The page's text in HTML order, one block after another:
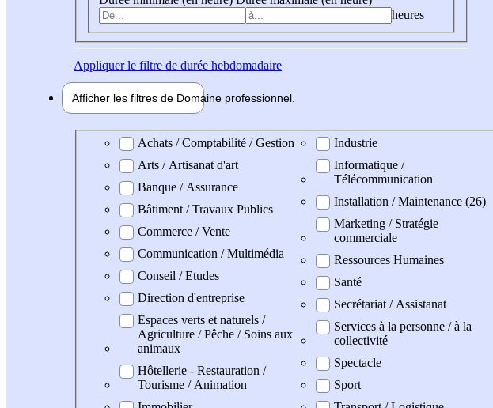
heures
Appliquerle filtre de durée hebdomadaire
Afficher les filtres de Domaine professionnel
Domaine professionel
Achats / Comptabilité / Gestion
Arts / Artisanat d'art
Banque / Assurance
Bâtiment / Travaux Publics
Commerce / Vente
Communication / Multimédia
Conseil / Etudes
Direction d'entreprise
Espaces verts et naturels /
Agriculture / Pêche / Soins aux
animaux
Hôtellerie - Restauration /
Tourisme / Animation
Industrie
Informatique /
Télécommunication
Installation / Maintenance (26)
Marketing / Stratégie
commerciale
Ressources Humaines
Santé
Secrétariat / Assistanat
Services à la personne / à la
collectivité
Spectacle
Sport